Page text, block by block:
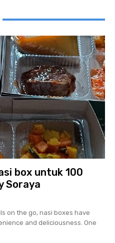
box untuk 100
Soraya
on the go, nasi boxes have
and deliciousness. One